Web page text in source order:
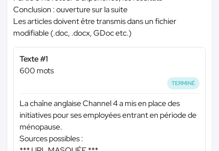
Conclusion : ouverture sur la suite
Les articles doivent être transmis dans un fichier
modifiable (.doc, .docx, GDoc etc.)
Texte #1
600 mots
TERMINÉ
La chaîne anglaise Channel 4 a mis en place des
initiatives pour ses employées entrant en période de
ménopause.
Sources possibles :